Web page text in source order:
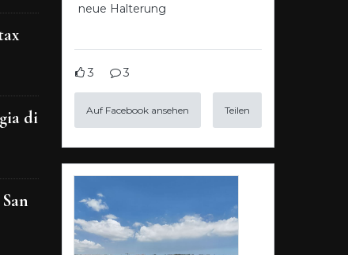
di
neue Halterung
3 3
Auf Facebook ansehen Teilen